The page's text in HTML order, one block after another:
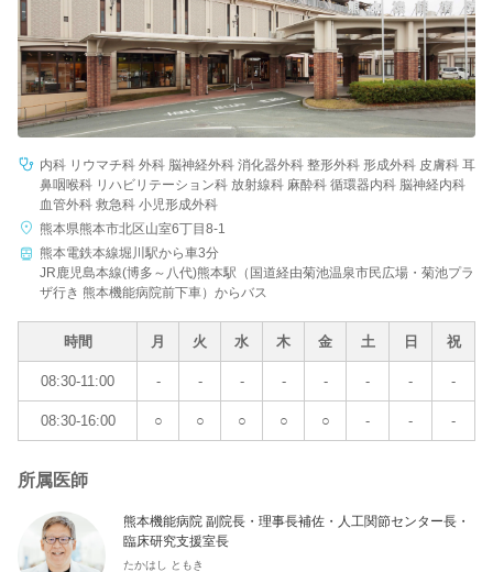
条件を変更する
内科 リウマチ科 外科 脳神経外科 消化器外科 整形外科 形成外科 皮膚科 耳
鼻咽喉科 リハビリテーション科 放射線科 麻酔科 循環器内科 脳神経内科
血管外科 救急科 小児形成外科
熊本県熊本市北区山室6丁目8-1
熊本電鉄本線堀川駅から車3分
JR鹿児島本線(博多～八代)熊本駅（国道経由菊池温泉市民広場・菊池プラ
ザ行き 熊本機能病院前下車）からバス
時間 月 火 水 木 金 土 日 祝
08:30-11:00 - - - - - - - -
08:30-16:00 ○ ○ ○ ○ ○ - - -
所属医師
熊本機能病院 副院長・理事長補佐・人工関節センター長・
臨床研究支援室長
たかはし ともき